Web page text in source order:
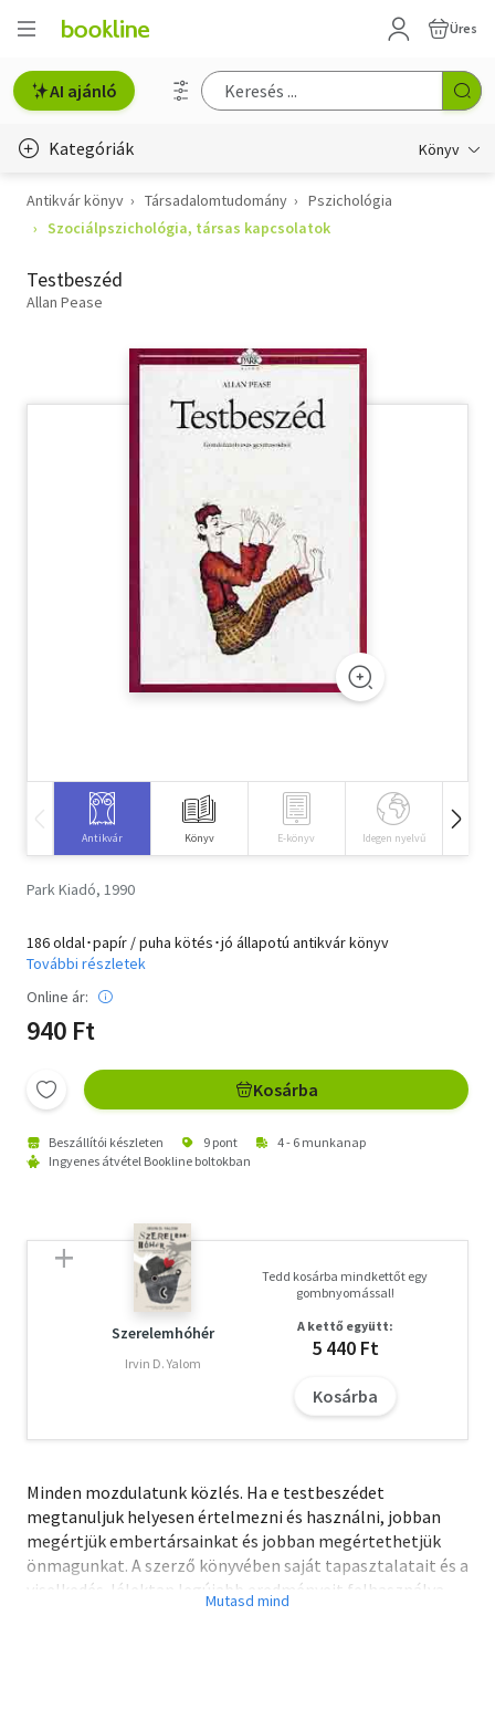
Üres
AI ajánló
Kategóriák Könyv
Életmód, egészség
Gyermek- és ifjúsági
Hobbi, szabadidő
Társadalomtudomány
Természettudomány
Antikvár könyv Társadalomtudomány
Pszichológia
Szociálpszichológia, társas kapcsolatok
Testbeszéd
Allan Pease
Antikvár Könyv E-könyv Idegen nyelvű
Park Kiadó, 1990
186 oldal･papír / puha kötés･jó állapotú antikvár könyv
További részletek
Online ár:
940 Ft
Kosárba
Beszállítói készleten 9 pont
4 - 6 munkanap
Ingyenes átvétel Bookline boltokban
Szerelemhóhér
Irvin D. Yalom
Tedd kosárba mindkettőt egy
gombnyomással!
A kettő együtt:
5 440 Ft
Kosárba
Minden mozdulatunk közlés. Ha e testbeszédet
megtanuljuk helyesen értelmezni és használni, jobban
megértjük embertársainkat és jobban megértethetjük
önmagunkat. A szerző könyv­ében saját tapasztalatait és a
viselkedés-lélektan legújabb eredményeit felhasználva
számos élethelyzetben elemzi a gesztusok jelentését és